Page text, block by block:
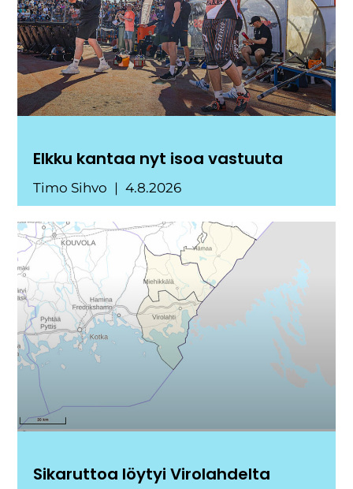
Elkku kantaa nyt isoa vastuuta
Timo Sihvo 4.8.2026
Sikaruttoa löytyi Virolahdelta